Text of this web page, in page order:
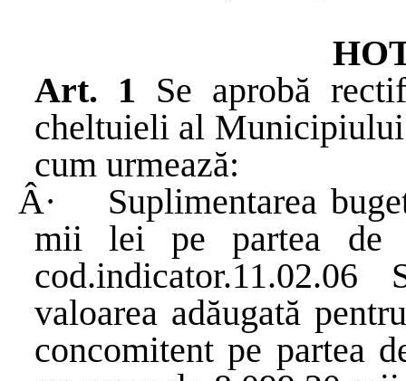
Art. 1 Se aprobă
cheltuieli al
cum urmează:
Â·
Suplimentarea
mii lei pe partea de
valoarea adăugată
concomitent pe partea